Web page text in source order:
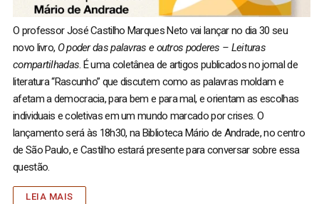
O professor José Castilho Marques Neto vai lançar no dia 30 seu
novo livro, O poder das palavras e outros poderes – Leituras
compartilhadas. É uma coletânea de artigos publicados no jornal de
literatura “Rascunho” que discutem como as palavras moldam e
afetam a democracia, para bem e para mal, e orientam as escolhas
individuais e coletivas em um mundo marcado por crises. O
lançamento será às 18h30, na Biblioteca Mário de Andrade, no centro
de São Paulo, e Castilho estará presente para conversar sobre essa
questão.
LEIA MAIS